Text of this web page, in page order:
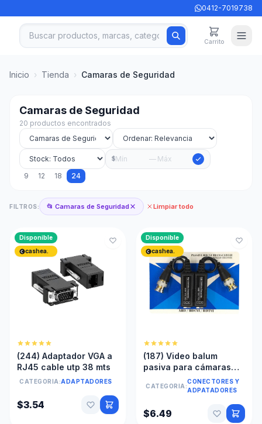
0412-7019738
Carrito
Inicio › Tienda › Camaras de Seguridad
Camaras de Seguridad
20 productos encontrados
$
—
9
12 18 24
FILTROS: 📂 Camaras de Seguridad Limpiar todo
Disponible
cashea.
(244) Adaptador VGA a
RJ45 cable utp 38 mts
CATEGORIA:ADAPTADORES
$3.54
Disponible
cashea.
(187) Video balum
pasiva para cámaras
seguridad por par
(presion)
CATEGORIA:
CONECTORES Y
ADPATADORES
$6.49